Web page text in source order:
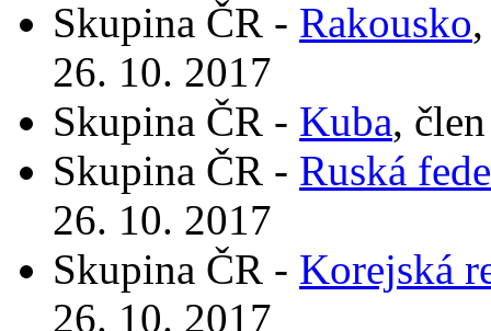
Skupina ČR - Rakousko
26. 10. 2017
Skupina ČR - Kuba,
Skupina ČR - Ruská
26. 10. 2017
Skupina ČR - Korejská
26. 10. 2017